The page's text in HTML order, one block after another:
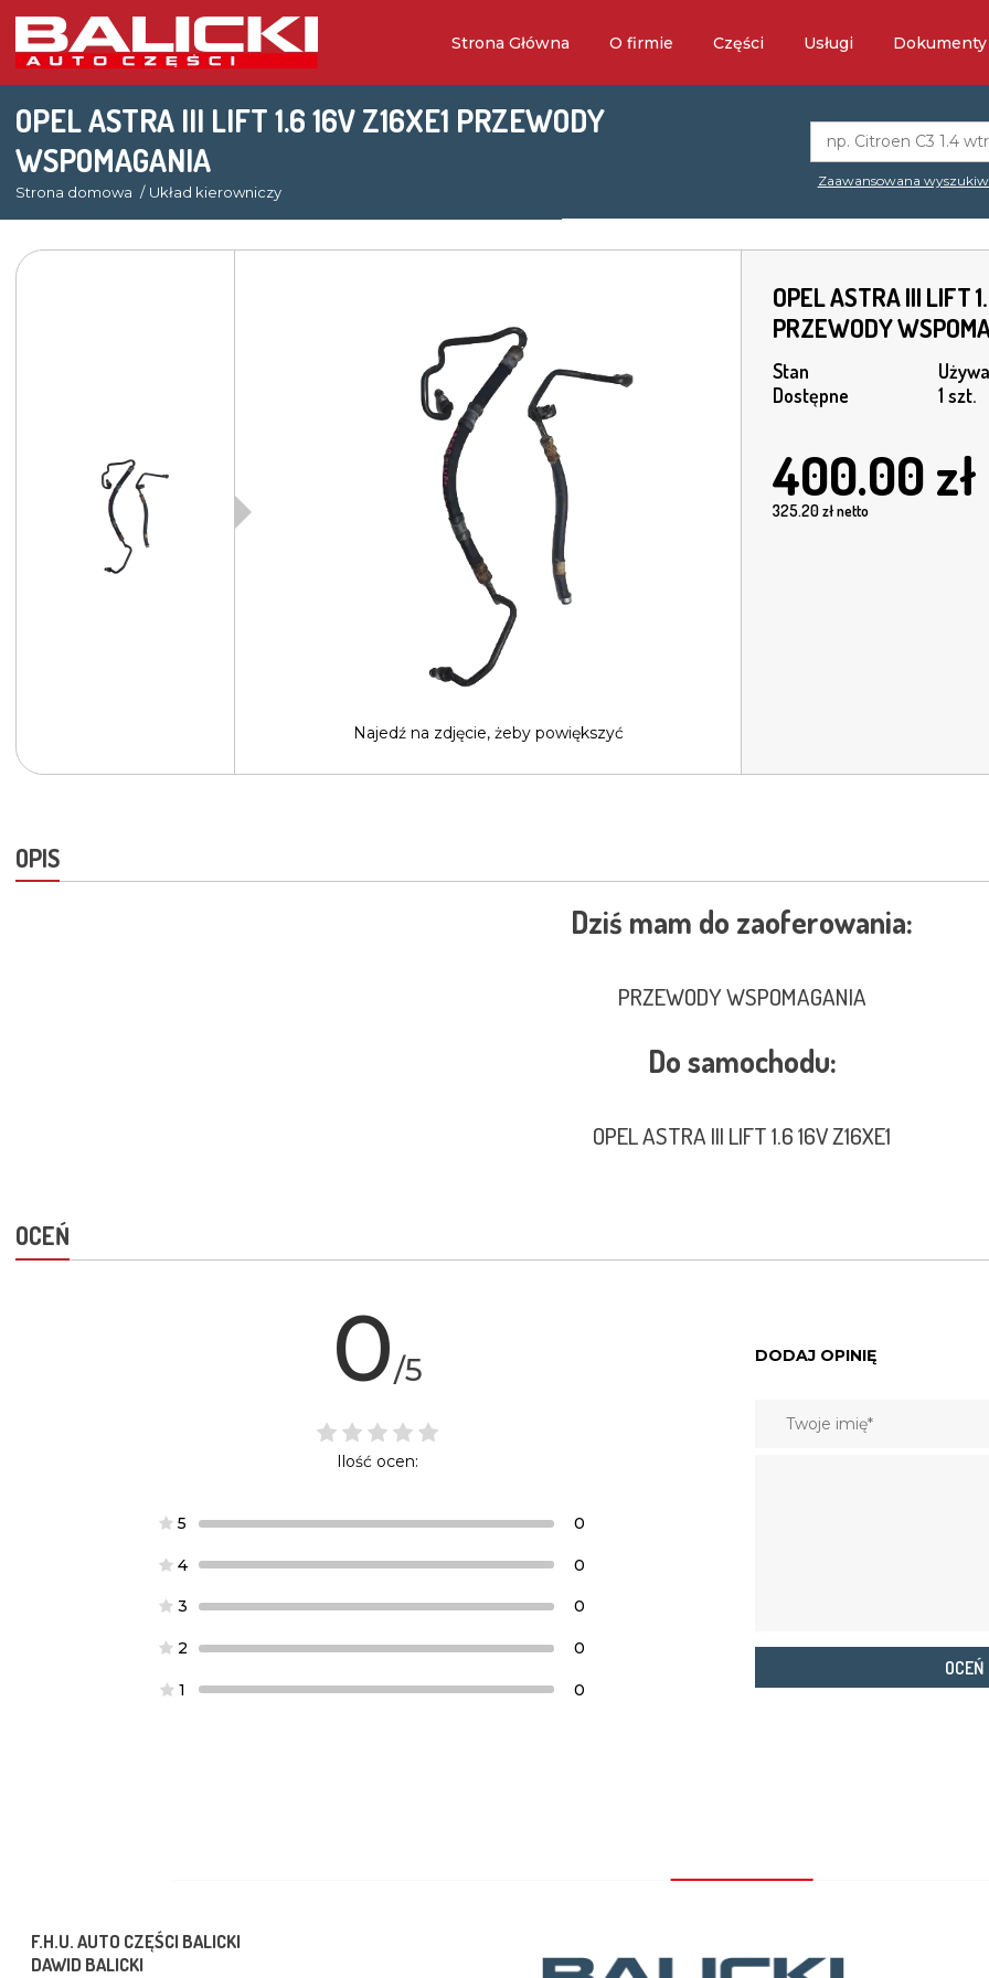
Strona Główna O firmie Części Usługi Dokumenty
OPEL ASTRA III LIFT 1.6 16V Z16XE1 PRZEWODY
WSPOMAGANIA
Strona domowa Układ kierowniczy
Zaawansowana
Najedź na zdjęcie, żeby powiększyć
OPEL ASTRA III LIFT
PRZEWODY
Stan
Dostępne
1 szt.
400.00 zł
325.20zł netto
OPIS
Dziś mam do zaoferowania:
PRZEWODY WSPOMAGANIA
Do samochodu:
OPEL ASTRA III LIFT 1.6 16V Z16XE1
OCEŃ
0/5
Ilość ocen:
5 0
4 0
3 0
2 0
1 0
DODAJ OPINIĘ
OCEŃ
F.H.U. AUTO CZĘŚCI BALICKI
DAWID BALICKI